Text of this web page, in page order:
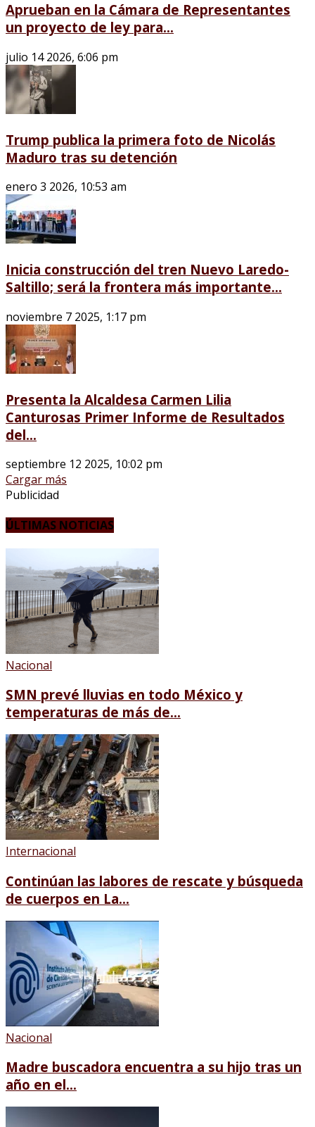
Aprueban en la Cámara de Representantes
un proyecto de ley para...
julio 14 2026, 6:06 pm
Trump publica la primera foto de Nicolás
Maduro tras su detención
enero 3 2026, 10:53 am
Inicia construcción del tren Nuevo Laredo-
Saltillo; será la frontera más importante...
noviembre 7 2025, 1:17 pm
Presenta la Alcaldesa Carmen Lilia
Canturosas Primer Informe de Resultados
del...
septiembre 12 2025, 10:02 pm
Cargar más
Publicidad
ÚLTIMAS NOTICIAS
Nacional
SMN prevé lluvias en todo México y
temperaturas de más de...
Internacional
Continúan las labores de rescate y búsqueda
de cuerpos en La...
Nacional
Madre buscadora encuentra a su hijo tras un
año en el...